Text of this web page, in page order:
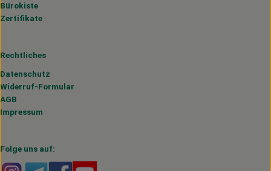
Bürokiste
Zertifikate
Rechtliches
Datenschutz
Widerruf-Formular
AGB
Impressum
Folge uns auf:
Externer Link zu https://www.instagram.com/
Externer Link zu https://t.me/s/hofmahlitzsch
Externer Link zu https://www.facebook.com/